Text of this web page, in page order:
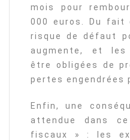
mois pour
000 euros. Du fait
risque de défaut
augmente, et les
être obligées de
pertes engendrées
Enfin, une
attendue dans
fiscaux » : les